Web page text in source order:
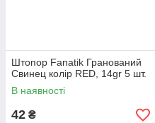
Штопор Fanatik Гранований
Свинец колір RED, 14gr 5 шт.
В наявності
42 ₴